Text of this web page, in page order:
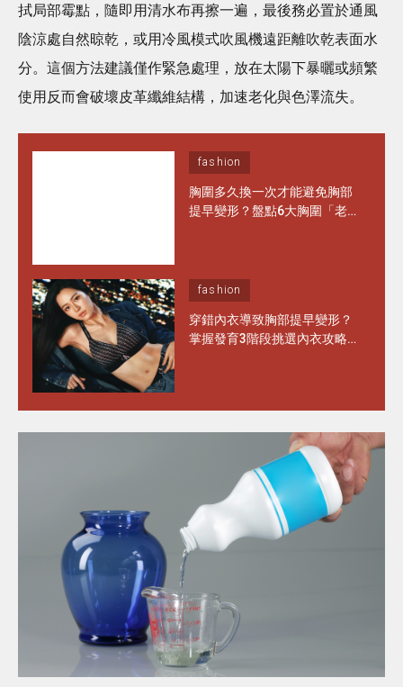
拭局部霉點，隨即用清水布再擦一遍，最後務必置於通風
陰涼處自然晾乾，或用冷風模式吹風機遠距離吹乾表面水
分。這個方法建議僅作緊急處理，放在太陽下暴曬或頻繁
使用反而會破壞皮革纖維結構，加速老化與色澤流失。
fashion
胸圍多久換一次才能避免胸部
提早變形？盤點6大胸圍「老
fashion
穿錯內衣導致胸部提早變形？
掌握發育3階段挑選內衣攻略